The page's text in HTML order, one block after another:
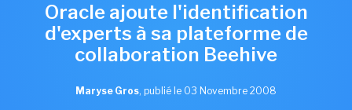
Oracle ajoute l'identification
d'experts à sa plateforme de
collaboration Beehive
Maryse Gros, publié le 03 Novembre 2008